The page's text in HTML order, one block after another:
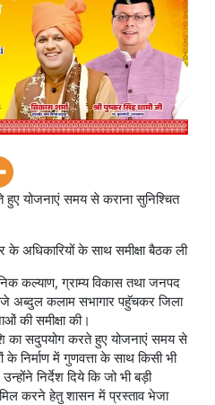
हुए योजनाएं समय से कराना सुनिश्चित
के अधिकारियों के साथ समीक्षा बैठक ली
कल्याण, ग्राम्य विकास तथा जनपद
अब्दुल कलाम सभागार पहुॅचकर जिला
की समीक्षा की।
का सदुपयोग करते हुए योजनाएं समय से
निर्माण में गुणवत्ता के साथ किसी भी
निर्देश दिये कि जो भी बड़ी
करने हेतु शासन में प्रस्ताव भेजा